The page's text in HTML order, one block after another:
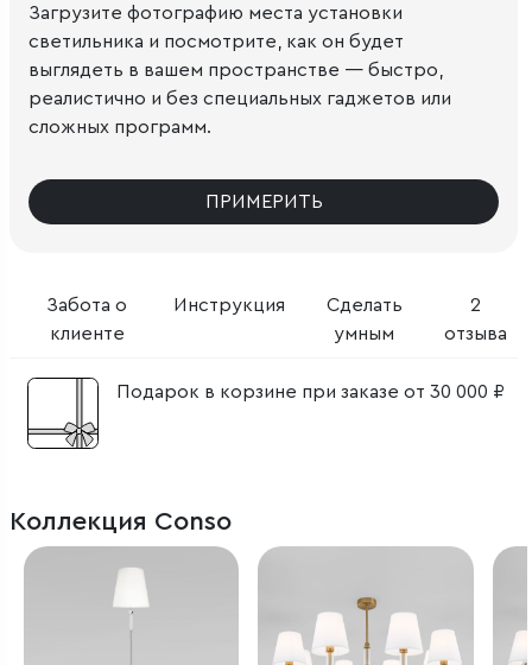
Забота о
клиенте
Инструкция
Сделать
умным
2
отзыва
Подарок в корзине при заказе от 30 000 ₽
Загрузите фотографию места установки
светильника и посмотрите, как он будет
выглядеть в вашем пространстве — быстро,
реалистично и без специальных гаджетов или
сложных программ.
ПРИМЕРИТЬ
Коллекция Conso